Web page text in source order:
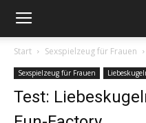
Start Sexspielzeug für Frauen
Sexspielzeug für Frauen
Test: